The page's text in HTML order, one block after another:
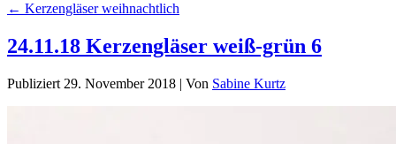
← Kerzengläser weihnachtlich
24.11.18 Kerzengläser weiß-grün 6
Publiziert 29. November 2018 | Von Sabine Kurtz